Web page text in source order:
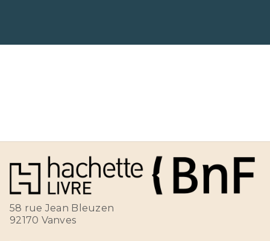
58 rue Jean Bleuzen
92170 Vanves